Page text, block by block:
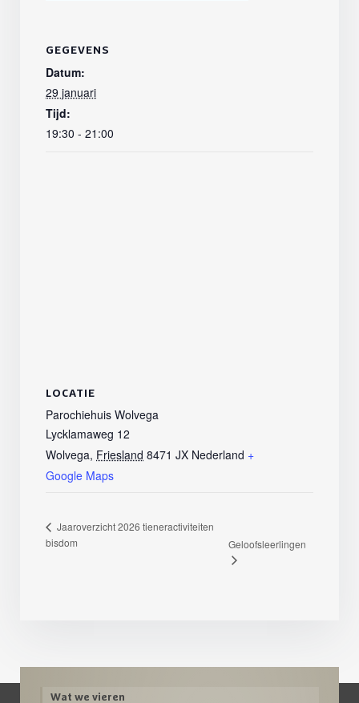
GEGEVENS
Datum:
29 januari
Tijd:
19:30 - 21:00
LOCATIE
Parochiehuis Wolvega
Lycklamaweg 12
Wolvega, Friesland 8471 JX Nederland +
Google Maps
Jaaroverzicht 2026 tieneractiviteiten
bisdom
Geloofsleerlingen
Wat we vieren